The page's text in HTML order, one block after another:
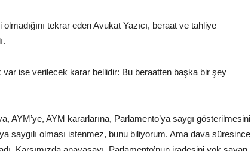
tekrar eden Avukat Yazıcı, beraat ve tahliye
var ise verilecek karar bellidir: Bu beraatten başka bir şey
AYM’ye, AYM kararlarına, Parlamento’ya saygı gösterilmesini
saygılı olması istenmez, bunu biliyorum. Ama dava süresince